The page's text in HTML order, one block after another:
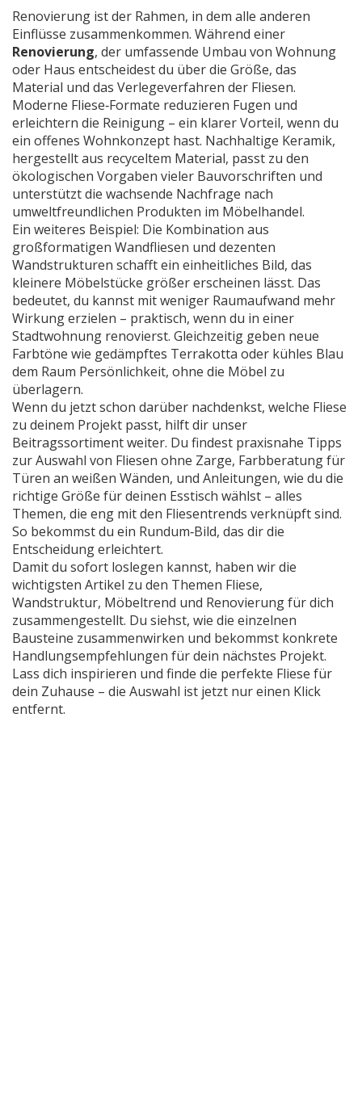
Renovierung ist der Rahmen, in dem alle anderen
Einflüsse zusammenkommen. Während einer
Renovierung, der umfassende Umbau von Wohnung
oder Haus entscheidest du über die Größe, das
Material und das Verlegeverfahren der Fliesen.
Moderne Fliese‑Formate reduzieren Fugen und
erleichtern die Reinigung – ein klarer Vorteil, wenn du
ein offenes Wohnkonzept hast. Nachhaltige Keramik,
hergestellt aus recyceltem Material, passt zu den
ökologischen Vorgaben vieler Bauvorschriften und
unterstützt die wachsende Nachfrage nach
umweltfreundlichen Produkten im Möbelhandel.
Ein weiteres Beispiel: Die Kombination aus
großformatigen Wandfliesen und dezenten
Wandstrukturen schafft ein einheitliches Bild, das
kleinere Möbelstücke größer erscheinen lässt. Das
bedeutet, du kannst mit weniger Raumaufwand mehr
Wirkung erzielen – praktisch, wenn du in einer
Stadtwohnung renovierst. Gleichzeitig geben neue
Farbtöne wie gedämpftes Terrakotta oder kühles Blau
dem Raum Persönlichkeit, ohne die Möbel zu
überlagern.
Wenn du jetzt schon darüber nachdenkst, welche Fliese
zu deinem Projekt passt, hilft dir unser
Beitragssortiment weiter. Du findest praxisnahe Tipps
zur Auswahl von Fliesen ohne Zarge, Farbberatung für
Türen an weißen Wänden, und Anleitungen, wie du die
richtige Größe für deinen Esstisch wählst – alles
Themen, die eng mit den Fliesentrends verknüpft sind.
So bekommst du ein Rundum‑Bild, das dir die
Entscheidung erleichtert.
Damit du sofort loslegen kannst, haben wir die
wichtigsten Artikel zu den Themen Fliese,
Wandstruktur, Möbeltrend und Renovierung für dich
zusammengestellt. Du siehst, wie die einzelnen
Bausteine zusammenwirken und bekommst konkrete
Handlungsempfehlungen für dein nächstes Projekt.
Lass dich inspirieren und finde die perfekte Fliese für
dein Zuhause – die Auswahl ist jetzt nur einen Klick
entfernt.